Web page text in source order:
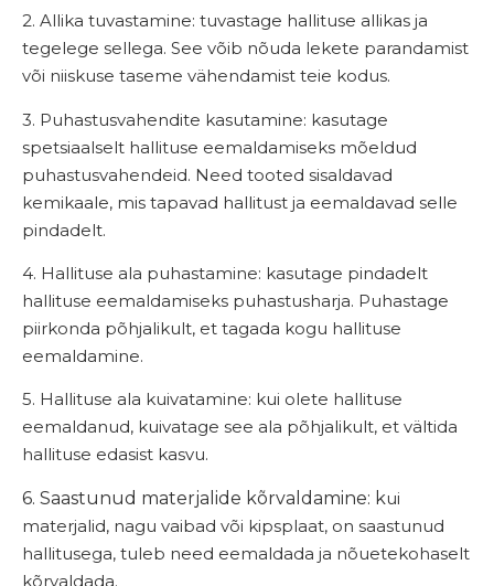
2. Allika tuvastamine: tuvastage hallituse allikas ja
tegelege sellega. See võib nõuda lekete parandamist
või niiskuse taseme vähendamist teie kodus.
3. Puhastusvahendite kasutamine: kasutage
spetsiaalselt hallituse eemaldamiseks mõeldud
puhastusvahendeid. Need tooted sisaldavad
kemikaale, mis tapavad hallitust ja eemaldavad selle
pindadelt.
4. Hallituse ala puhastamine: kasutage pindadelt
hallituse eemaldamiseks puhastusharja. Puhastage
piirkonda põhjalikult, et tagada kogu hallituse
eemaldamine.
5. Hallituse ala kuivatamine: kui olete hallituse
eemaldanud, kuivatage see ala põhjalikult, et vältida
hallituse edasist kasvu.
6. Saastunud materjalide kõrvaldamine: kui
materjalid, nagu vaibad või kipsplaat, on saastunud
hallitusega, tuleb need eemaldada ja nõuetekohaselt
kõrvaldada.